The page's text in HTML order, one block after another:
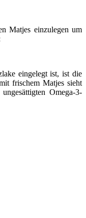
Matjes einzulegen um
eingelegt ist, ist die
frischem Matjes sieht
Omega-3-